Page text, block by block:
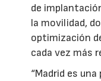
de
la movilidad,
optimización
cada vez más
“Madrid es